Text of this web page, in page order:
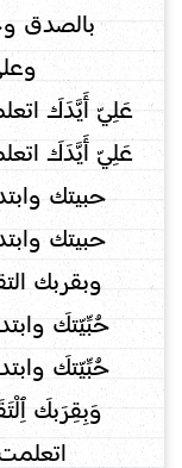
بالصدق
عَلِيّ أَيَّدَكَ
عَلِيّ أَيَّدَكَ
حبيتك
حبيتك
وبقربك
حُبِّيّتكَ
حُبِّيّتكَ
وَبِقِرَبكَ